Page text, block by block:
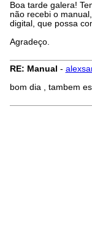
Boa tarde galera!
não recebi o
digital, que possa
Agradeço.
RE: Manual -
bom dia , tambem